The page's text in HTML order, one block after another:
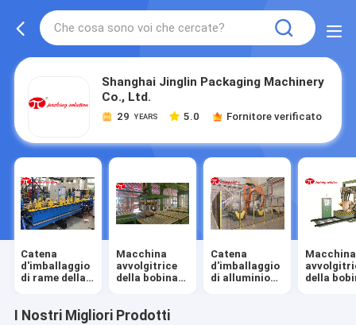
Shanghai Jinglin Packaging Machinery
Co., Ltd.
29 YEARS 5.0 Fornitore verificato
Catena
d'imballaggio
di rame della
Macchina
avvolgitrice
della bobina
Catena
d'imballaggio
di alluminio
Macchina
della
I Nostri Migliori Prodotti